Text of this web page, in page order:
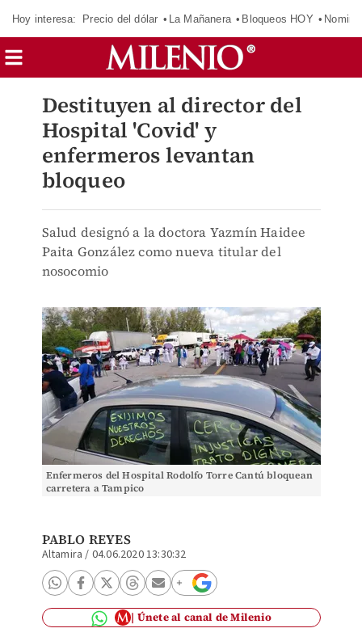
Hoy interesa: Precio del dólar La Mañanera Bloqueos HOY
Destituyen al director del
Hospital 'Covid' y
enfermeros levantan
bloqueo
Salud designó a la doctora Yazmín Haidee
Paita González como nueva titular del
nosocomio
Enfermeros del Hospital Rodolfo Torre Cantú bloquean
carretera a Tampico
PABLO REYES
Altamira / 04.06.2020 13:30:32
Únete al canal de Milenio